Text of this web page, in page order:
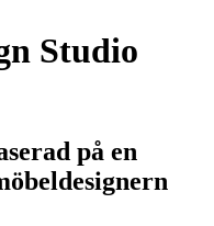
Studio
på en